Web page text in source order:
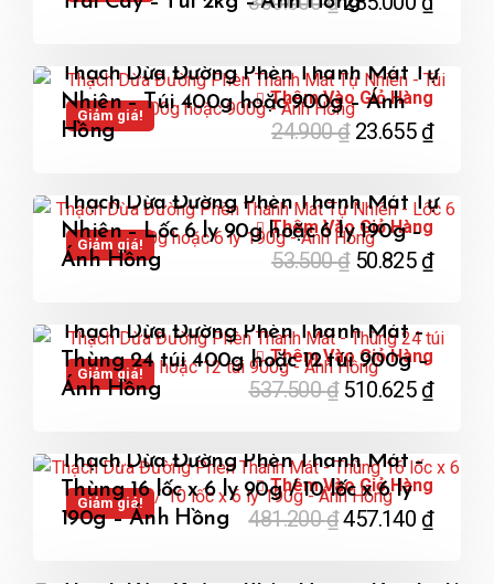
Giảm giá!
Thạch Dừa Đường Phèn Thanh Mát Tự
Nhiên – Túi 400g hoặc 900g – Ánh
Hồng
24.900₫ 23.655 ₫
Thêm Vào Giỏ Hàng
Giảm giá!
Thạch Dừa Đường Phèn Thanh Mát Tự
Nhiên – Lốc 6 ly 90g hoặc 6 ly 190g –
Ánh Hồng
53.500₫ 50.825 ₫
Thêm Vào Giỏ Hàng
Giảm giá!
Thạch Dừa Đường Phèn Thanh Mát –
Thùng 24 túi 400g hoặc 12 túi 900g –
Ánh Hồng
537.500₫ 510.625 ₫
Thêm Vào Giỏ Hàng
Giảm giá!
Thạch Dừa Đường Phèn Thanh Mát –
Thùng 16 lốc x 6 ly 90g / 10 lốc x 6 ly
190g – Ánh Hồng
481.200₫457.140 ₫
Thêm Vào Giỏ Hàng